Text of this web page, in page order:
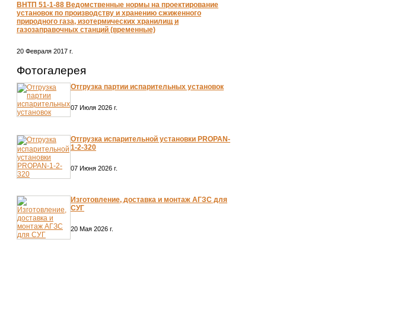
ВНТП 51-1-88 Ведомственные нормы на проектирование
установок по производству и хранению сжиженного
природного газа, изотермических хранилищ и
газозаправочных станций (временные)
20 Февраля 2017 г.
Фотогалерея
Отгрузка партии испарительных установок
07 Июля 2026 г.
Отгрузка испарительной установки PROPAN-
1-2-320
07 Июня 2026 г.
Изготовление, доставка и монтаж АГЗС для
СУГ
20 Мая 2026 г.